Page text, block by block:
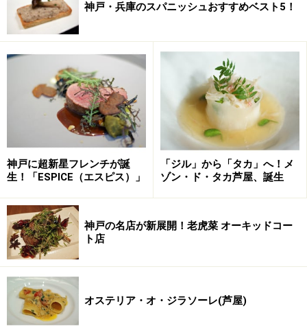
神戸・兵庫のスパニッシュおすすめベスト5！
神戸に超新星フレンチが誕
生！「ESPICE（エスピス）」
「ジル」から「タカ」へ！メ
ゾン・ド・タカ芦屋、誕生
神戸の名店が新展開！老虎菜 オーキッドコー
ト店
オステリア・オ・ジラソーレ(芦屋)